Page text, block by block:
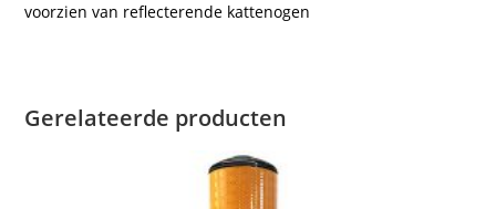
voorzien van reflecterende kattenogen
Gerelateerde producten